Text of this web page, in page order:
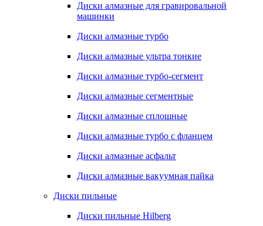
Диски алмазные для гравировальной
машинки
Диски алмазные турбо
Диски алмазные ультра тонкие
Диски алмазные турбо-сегмент
Диски алмазные сегментные
Диски алмазные сплошные
Диски алмазные турбо с фланцем
Диски алмазные асфальт
Диски алмазные вакуумная пайка
Диски пильные
Диски пильные Hilberg